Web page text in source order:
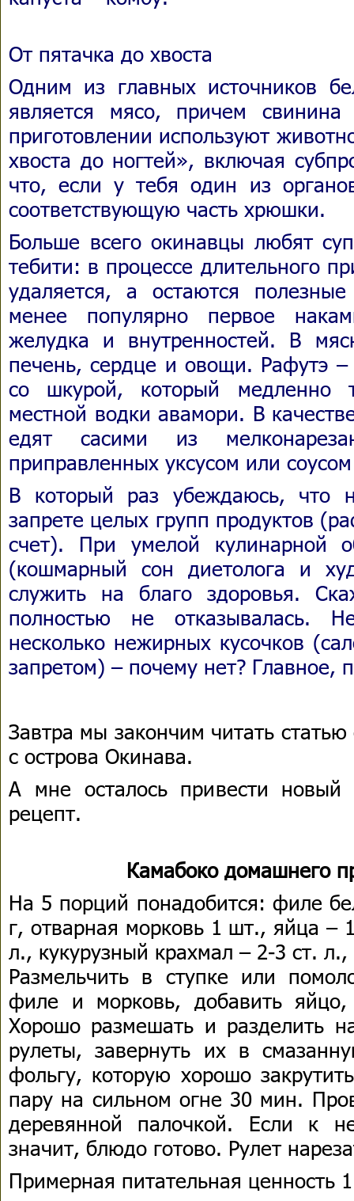
От пятачка до хвоста
Одним из главных источников
является мясо, причем
приготовлении используют
хвоста до ногтей», включая
что, если у тебя один из
соответствующую часть хрюшки.
Больше всего окинавцы любят
тебити: в процессе длительного
удаляется, а остаются
менее популярно первое
желудка и внутренностей. В
печень, сердце и овощи. Рафутэ –
со шкурой, который медленно
местной водки авамори. В
едят сасими из
приправленных уксусом или
В который раз убеждаюсь, что
запрете целых групп продуктов
счет). При умелой кулинарной
(кошмарный сон диетолога и
служить на благо здоровья.
полностью не отказывалась.
несколько нежирных кусочков
запретом) – почему нет? Главное,
Завтра мы закончим читать
с острова Окинава.
А мне осталось привести новый
рецепт.
Камабоко домашнего
На 5 порций понадобится: филе
г, отварная морковь 1 шт., яйца –
л., кукурузный крахмал – 2-3 ст.
Размельчить в ступке или
филе и морковь, добавить
Хорошо размешать и разделить
рулеты, завернуть их в
фольгу, которую хорошо
пару на сильном огне 30 мин.
деревянной палочкой. Если к
значит, блюдо готово. Рулет
Примерная питательная ценность